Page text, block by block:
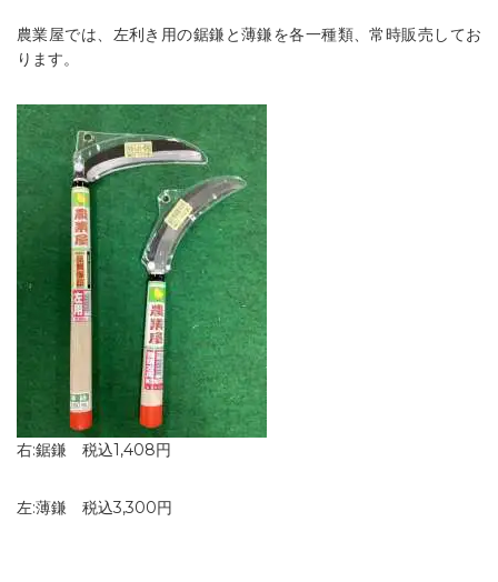
農業屋では、左利き用の鋸鎌と薄鎌を各一種類、常時販売してお
ります。
右:鋸鎌 税込1,408円
左:薄鎌 税込3,300円